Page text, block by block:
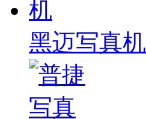
黑迈写真机